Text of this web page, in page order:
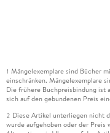
1 Mängelexemplare sind Bücher
einschränken. Mängelexemplare
Die frühere Buchpreisbindung ist
sich auf den gebundenen Preis
2 Diese Artikel unterliegen nicht
wurde aufgehoben oder der Preis